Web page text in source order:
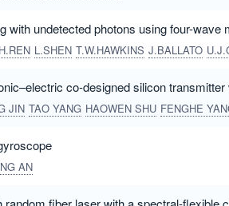
with undetected photons using four-wave
H.REN L.SHEN T.W.HAWKINS J.BALLATO
co-designed silicon
JIN TAO YANG HAOWEN SHU FENGHE
AN